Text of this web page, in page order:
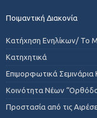
Ποιμαντική Διακονία
Κατήχηση Ενηλίκων/ Το
Κατηχητικά
Επιμορφωτικά
Κοινότητα Νέων
Προστασία από τις